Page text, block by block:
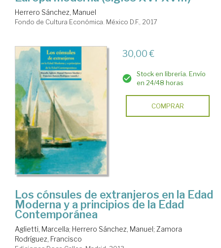
Herrero Sánchez, Manuel
Fondo de Cultura Económica. México D.F., 2017
30,00 €
Stock en librería. Envío
en 24/48 horas
COMPRAR
Los cónsules de extranjeros en la Edad
Moderna y a principios de la Edad
Contemporánea
Aglietti, Marcella; Herrero Sánchez, Manuel; Zamora
Rodríguez, Francisco